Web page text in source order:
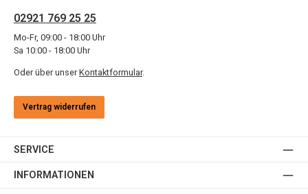
02921 769 25 25
Mo-Fr, 09:00 - 18:00 Uhr
Sa 10:00 - 18:00 Uhr
Oder über unser Kontaktformular.
Vertrag widerrufen
SERVICE
INFORMATIONEN